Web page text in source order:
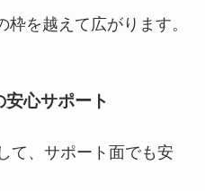
を越えて広がります。
安心サポート
て、サポート面でも安